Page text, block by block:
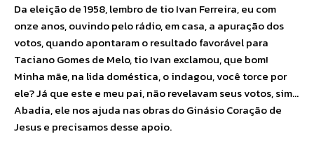
Da eleição de 1958, lembro de tio Ivan Ferreira, eu com
onze anos, ouvindo pelo rádio, em casa, a apuração dos
votos, quando apontaram o resultado favorável para
Taciano Gomes de Melo, tio Ivan exclamou, que bom!
Minha mãe, na lida doméstica, o indagou, você torce por
ele? Já que este e meu pai, não revelavam seus votos, sim…
Abadia, ele nos ajuda nas obras do Ginásio Coração de
Jesus e precisamos desse apoio.